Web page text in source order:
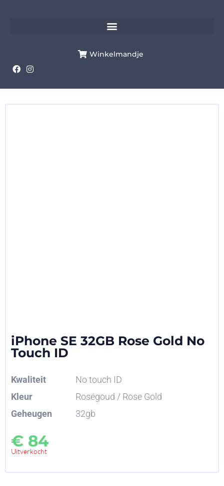
Winkelmandje
iPhone SE 32GB Rose Gold No
Touch ID
Kwaliteit
No touch ID
Kleur
Roségoud / Rose Gold
Geheugen
32gb
€ 84
Uitverkocht